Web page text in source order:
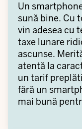
Un
sună bine. Cu
vin adesea cu
taxe lunare
ascunse.
atentă la
un tarif
fără un
mai bună